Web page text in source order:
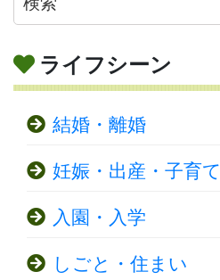
ライフシーン
結婚・離婚
妊娠・出産・子育て
入園・入学
しごと・住まい